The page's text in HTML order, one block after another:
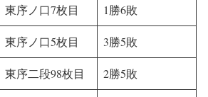
東序ノ口7枚目 1勝6敗
東序ノ口5枚目 3勝5敗
東序二段98枚目 2勝5敗